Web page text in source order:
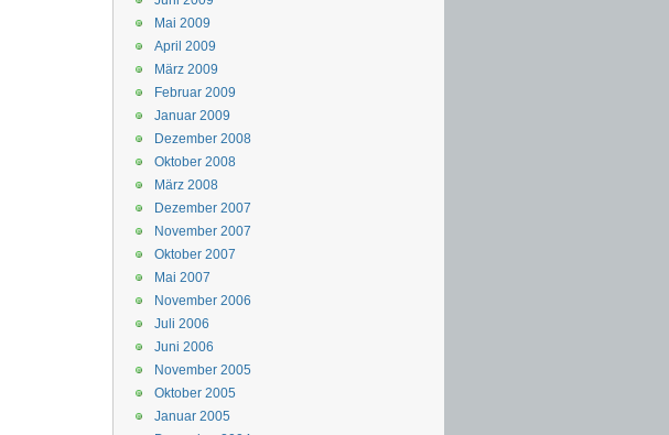
Mai 2009
April 2009
März 2009
Februar 2009
Januar 2009
Dezember 2008
Oktober 2008
März 2008
Dezember 2007
November 2007
Oktober 2007
Mai 2007
November 2006
Juli 2006
Juni 2006
November 2005
Oktober 2005
Januar 2005